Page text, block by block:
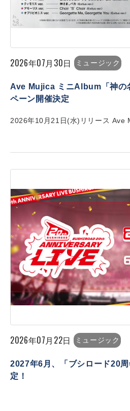
2026年07月30日 ミュージック
Ave Mujica ミニAlbum「神の
ペーン開催決定
2026年10月21日(水)リリース Ave
2026年07月22日 ミュージック
2027年6月、「ブシロード20
定！